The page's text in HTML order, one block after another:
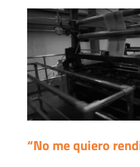
“No me quiero